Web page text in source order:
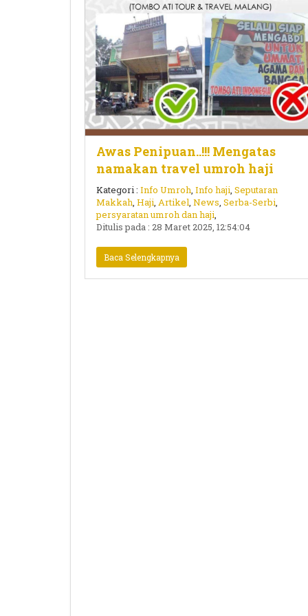
Awas Penipuan..!!! Mengatas
namakan travel umroh haji
Kategori : Info Umroh, Info haji, Seputaran
Makkah, Haji, Artikel, News, Serba-Serbi,
persyaratan umroh dan haji,
Ditulis pada : 28 Maret 2025, 12:54:04
Baca Selengkapnya